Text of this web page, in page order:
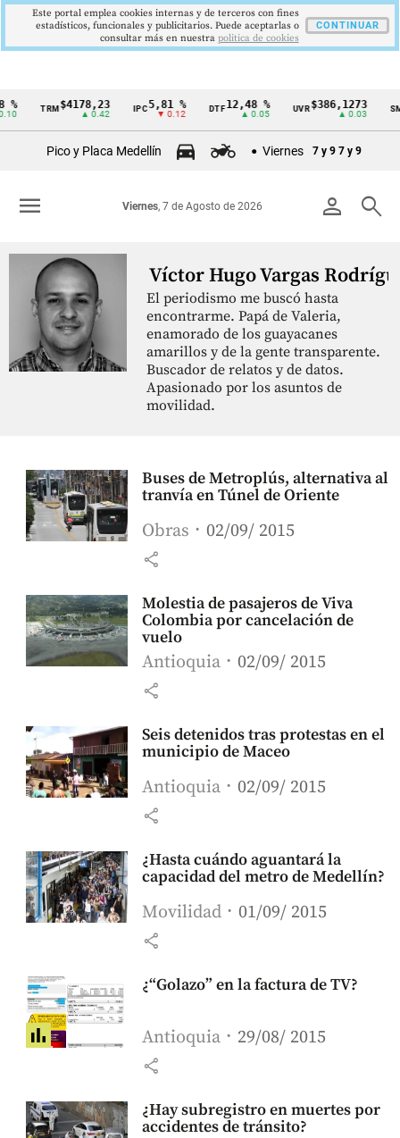
Cintillo
Colombia
TRM$4178,23
▲ 0.42
IPC5,81 %
▼ 0.12
DTF12,48 %
▲ 0.05
UVR$386,1273
▲ 0.03
Pico y Placa Medellín Viernes 7 y 9 7 y 9
person search
Viernes, 7 de Agosto de 2026
menu
Víctor Hugo Vargas
El periodismo me buscó hasta
encontrarme. Papá de Valeria,
enamorado de los guayacanes
amarillos y de la gente transparente.
Buscador de relatos y de datos.
Apasionado por los asuntos de
movilidad.
Buses de Metroplús, alternativa al
tranvía en Túnel de Oriente
Obras 02/09/ 2015
share
Molestia de pasajeros de Viva
Colombia por cancelación de
vuelo
Antioquia 02/09/ 2015
share
Seis detenidos tras protestas en el
municipio de Maceo
Antioquia 02/09/ 2015
share
¿Hasta cuándo aguantará la
capacidad del metro de Medellín?
Movilidad 01/09/ 2015
share
¿“Golazo” en la factura de TV?
Antioquia 29/08/ 2015
share
¿Hay subregistro en muertes por
accidentes de tránsito?
Este portal emplea cookies internas y de terceros con fines
estadísticos, funcionales y publicitarios. Puede aceptarlas o
consultar más en nuestra politica de cookies
CONTINUAR